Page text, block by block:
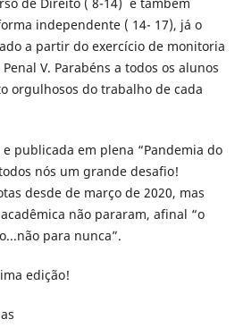
independente ( 14- 17), já o
a partir do exercício de monitoria
V. Parabéns a todos os alunos
orgulhosos do trabalho de cada
publicada em plena “Pandemia do
nós um grande desafio!
desde de março de 2020, mas
não pararam, afinal “o
para nunca”.
edição!